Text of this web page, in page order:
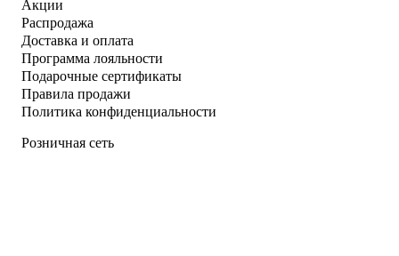
Акции
Распродажа
Доставка и оплата
Программа лояльности
Подарочные сертификаты
Правила продажи
Политика конфиденциальности
Розничная сеть